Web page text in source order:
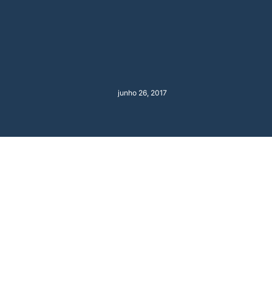
junho 26, 2017